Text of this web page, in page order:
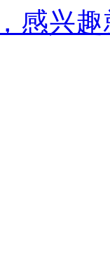
感兴